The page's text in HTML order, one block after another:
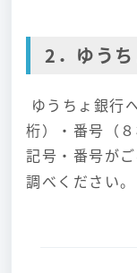
2．ゆう
ゆうちょ銀行
桁）・番号（
記号・番号が
調べください。